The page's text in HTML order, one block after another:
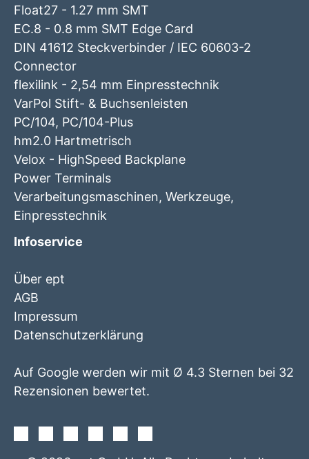
Float27 - 1.27 mm SMT
EC.8 - 0.8 mm SMT Edge Card
DIN 41612 Steckverbinder / IEC 60603-2
Connector
flexilink - 2,54 mm Einpresstechnik
VarPol Stift- & Buchsenleisten
PC/104, PC/104-Plus
hm2.0 Hartmetrisch
Velox - HighSpeed Backplane
Power Terminals
Verarbeitungsmaschinen, Werkzeuge,
Einpresstechnik
Infoservice
Über ept
AGB
Impressum
Datenschutzerklärung
Auf Google werden wir mit Ø 4.3 Sternen bei 32
Rezensionen bewertet.